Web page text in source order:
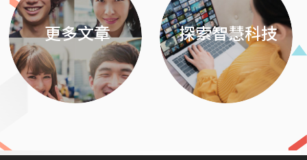
更多文章 探索智慧科技